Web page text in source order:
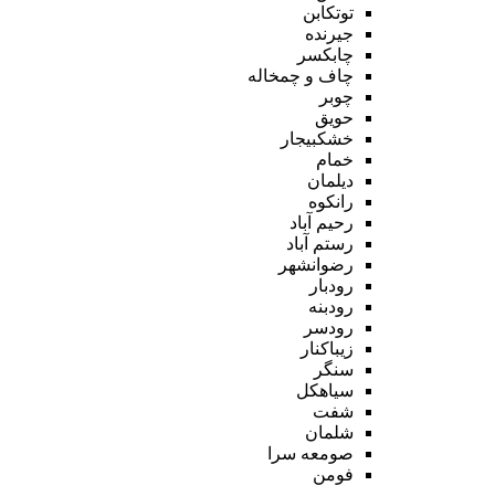
توتکابن
جیرنده
چابکسر
چاف و چمخاله
چوبر
حویق
خشکبیجار
خمام
دیلمان
رانکوه
رحیم آباد
رستم آباد
رضوانشهر
رودبار
رودبنه
رودسر
زیباکنار
سنگر
سیاهکل
شفت
شلمان
صومعه سرا
فومن